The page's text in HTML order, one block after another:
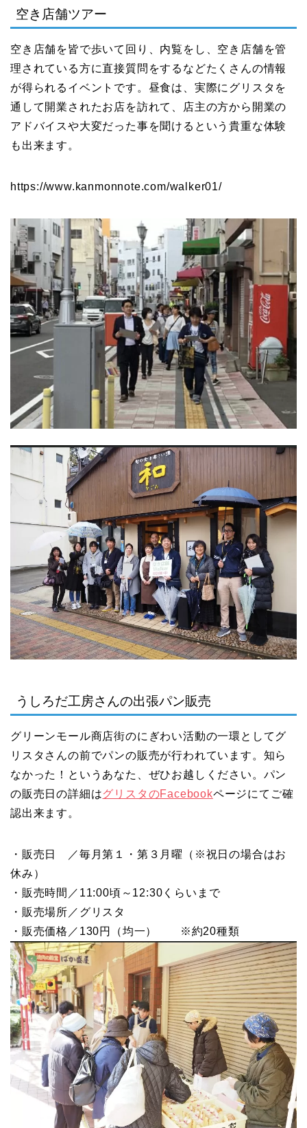
空き店舗ツアー
空き店舗を皆で歩いて回り、内覧をし、空き店舗を管
理されている方に直接質問をするなどたくさんの情報
が得られるイベントです。昼食は、実際にグリスタを
通して開業されたお店を訪れて、店主の方から開業の
アドバイスや大変だった事を聞けるという貴重な体験
も出来ます。
https://www.kanmonnote.com/walker01/
うしろだ工房さんの出張パン販売
グリーンモール商店街のにぎわい活動の一環としてグ
リスタさんの前でパンの販売が行われています。知ら
なかった！というあなた、ぜひお越しください。パン
の販売日の詳細はグリスタのFacebookページにてご確
認出来ます。
・販売日 ／毎月第１・第３月曜（※祝日の場合はお
休み）
・販売時間／11:00頃～12:30くらいまで
・販売場所／グリスタ
・販売価格／130円（均一） ※約20種類